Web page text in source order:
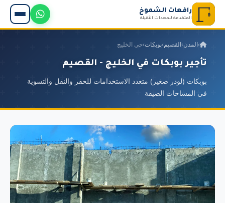
رافعات الشموخ
المتقدمة للمعدات الثقيلة
› المدن› القصيم›بوبكات›حي الخليج
تأجير بوبكات في الخليج - القصيم
بوبكات (لودر صغير) متعدد الاستخدامات للحفر والنقل والتسوية
في المساحات الضيقة